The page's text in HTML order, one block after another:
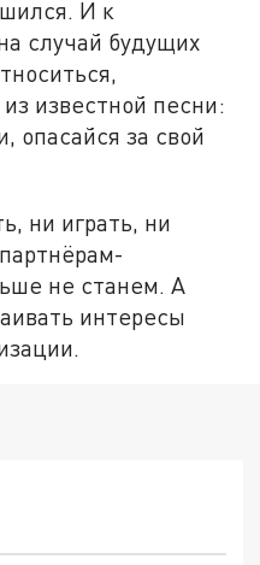
И к
случай будущих
известной песни:
опасайся за свой
ни играть, ни
не станем. А
интересы